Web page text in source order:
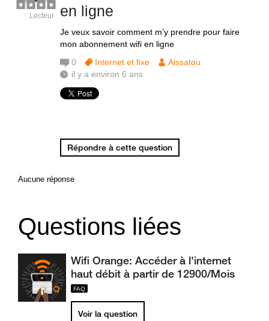
en ligne
Je veux savoir comment m’y prendre pour faire
mon abonnement wifi en ligne
Lecteur
0 Internet et fixe
Aissatou
il y a environ 6 ans
Répondre à cette question
Aucune réponse
Questions liées
Wifi Orange: Accéder à l'internet
haut débit à partir de 12900/Mois
Voir la question